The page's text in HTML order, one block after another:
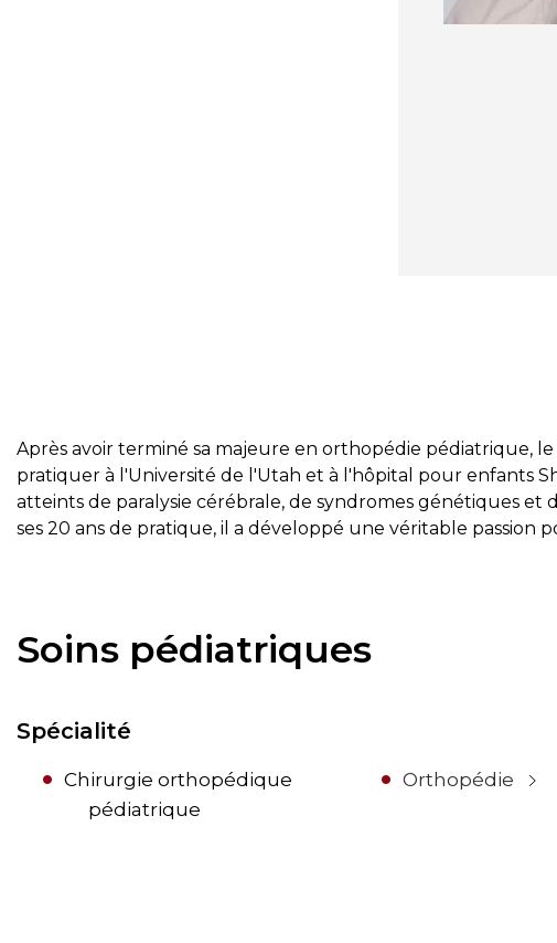
Après avoir terminé sa majeure en orthopédie pédiatrique,
pratiquer à l'Université de l'Utah et à l'hôpital pour enfants
atteints de paralysie cérébrale, de syndromes génétiques et
ses 20 ans de pratique, il a développé une véritable passion
Soins pédiatriques
Spécialité
Chirurgie orthopédique
pédiatrique
Orthopédie